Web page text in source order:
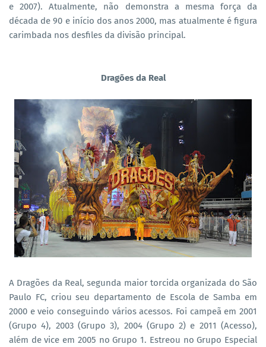
e 2007). Atualmente, não demonstra a mesma força da
década de 90 e início dos anos 2000, mas atualmente é figura
carimbada nos desfiles da divisão principal.
Dragões da Real
A Dragões da Real, segunda maior torcida organizada do São
Paulo FC, criou seu departamento de Escola de Samba em
2000 e veio conseguindo vários acessos. Foi campeã em 2001
(Grupo 4), 2003 (Grupo 3), 2004 (Grupo 2) e 2011 (Acesso),
além de vice em 2005 no Grupo 1. Estreou no Grupo Especial